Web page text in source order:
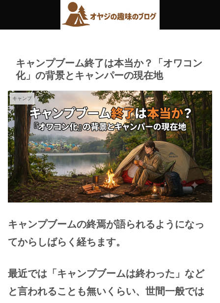
キャンプブーム終了は本当か？「オワコン
化」の背景とキャンパーの現在地
キャンプ
キャンプブームの終焉が語られるようになっ
てからしばらく経ちます。
最近では「キャンプブームは終わった」など
と言われることも無いくらい、世間一般では